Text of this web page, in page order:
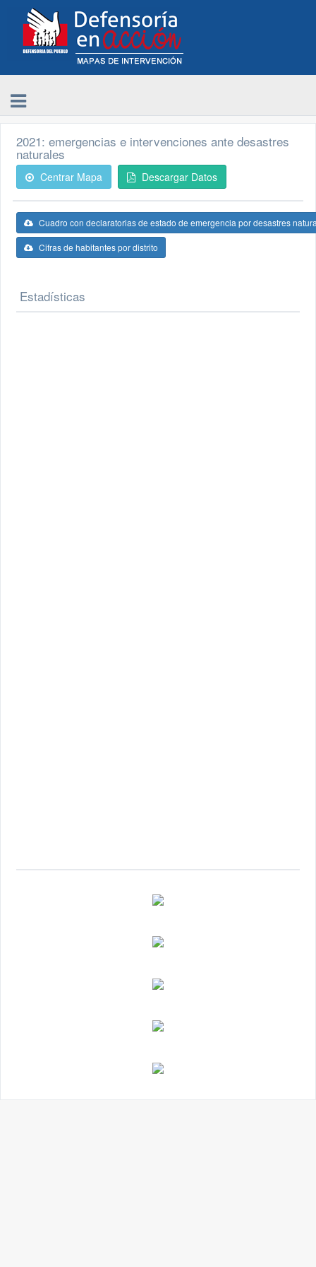
2021: emergencias e intervenciones ante desastres
naturales
Centrar Mapa Descargar Datos
Cuadro con declaratorias de estado de emergencia por desastres
Cifras de habitantes por distrito
Estadísticas